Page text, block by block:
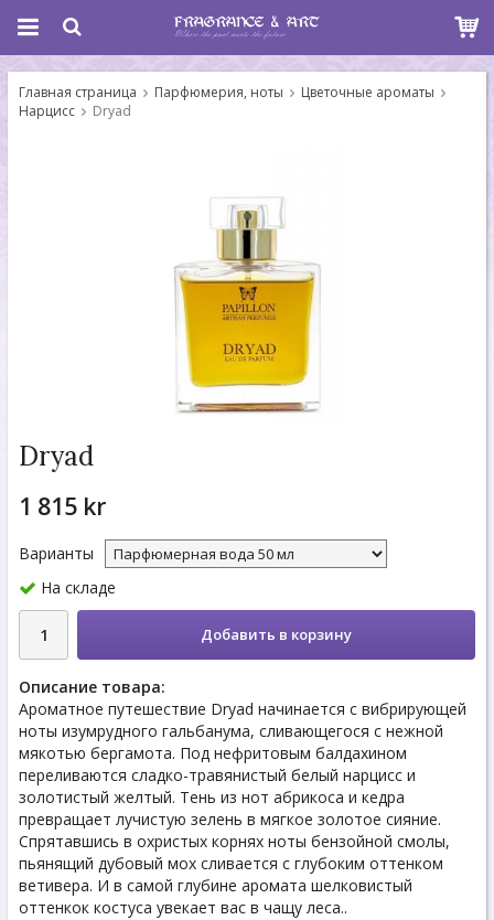
Главная страница Парфюмерия, ноты
Цветочные ароматы
Нарцисс
Dryad
Dryad
1 815 kr
Варианты
На складе
Добавить в корзину
Описание товара:
Ароматное путешествие Dryad начинается с вибрирующей
ноты изумрудного гальбанума, сливающегося с нежной
мякотью бергамота. Под нефритовым балдахином
переливаются сладко-травянистый белый нарцисс и
золотистый желтый. Тень из нот абрикоса и кедра
превращает лучистую зелень в мягкое золотое сияние.
Спрятавшись в охристых корнях ноты бензойной смолы,
пьянящий дубовый мох сливается с глубоким оттенком
ветивера. И в самой глубине аромата шелковистый
оттенкок костуса увекает вас в чащу леса..